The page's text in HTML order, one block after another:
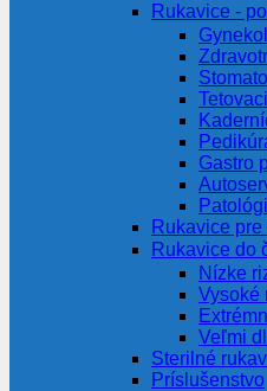
Rukavice -
Gastro
Rukavice
Rukavice do
Nízke
Vysoké
Veľmi
Sterilné
Príslušenstvo